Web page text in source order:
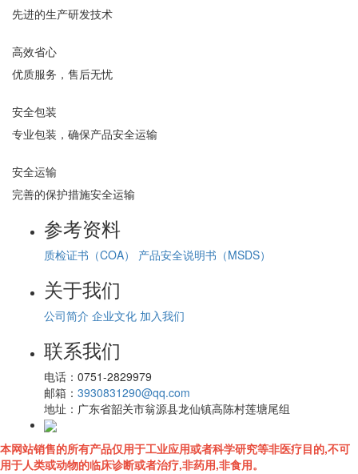
先进的生产研发技术
高效省心
优质服务，售后无忧
安全包装
专业包装，确保产品安全运输
安全运输
完善的保护措施安全运输
参考资料
质检证书（COA） 产品安全说明书（MSDS）
关于我们
公司简介 企业文化 加入我们
联系我们
电话： 0751-2829979
邮箱： 3930831290@qq.com
地址： 广东省韶关市翁源县龙仙镇高陈村莲塘尾组
本网站销售的所有产品仅用于工业应用或者科学研究等非医疗目的,不可
用于人类或动物的临床诊断或者治疗,非药用,非食用。